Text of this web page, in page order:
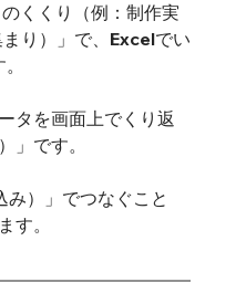
くくり（例：制作実
り）」で、Excelでい
タを画面上でくり返
」です。
み）」でつなぐこと
す。